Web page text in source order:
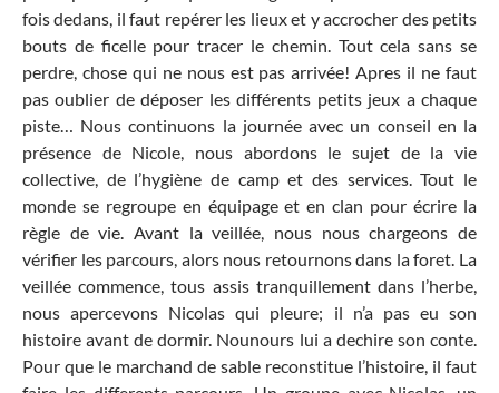
fois dedans, il faut repérer les lieux et y accrocher des petits
bouts de ficelle pour tracer le chemin. Tout cela sans se
perdre, chose qui ne nous est pas arrivée! Apres il ne faut
pas oublier de déposer les différents petits jeux a chaque
piste… Nous continuons la journée avec un conseil en la
présence de Nicole, nous abordons le sujet de la vie
collective, de l’hygiène de camp et des services. Tout le
monde se regroupe en équipage et en clan pour écrire la
règle de vie. Avant la veillée, nous nous chargeons de
vérifier les parcours, alors nous retournons dans la foret. La
veillée commence, tous assis tranquillement dans l’herbe,
nous apercevons Nicolas qui pleure; il n’a pas eu son
histoire avant de dormir. Nounours lui a dechire son conte.
Pour que le marchand de sable reconstitue l’histoire, il faut